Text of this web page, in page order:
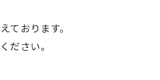
ております。
ださい。